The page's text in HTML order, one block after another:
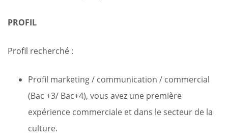
PROFIL
Profil recherché :
Profil marketing / communication / commercial
(Bac +3/ Bac+4), vous avez une première
expérience commerciale et dans le secteur de la
culture.